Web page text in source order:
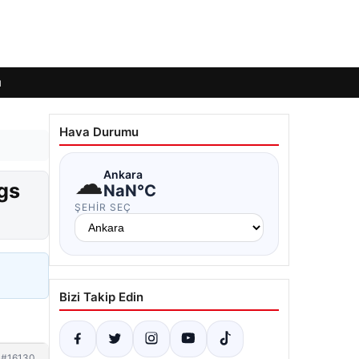
Hava Durumu
☁Ankara
NaN°C
ŞEHIR SEÇ
Bizi Takip Edin